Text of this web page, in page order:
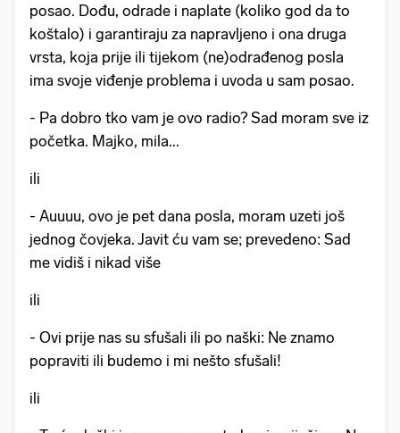
posao. Dođu, odrade i naplate (koliko god da to
koštalo) i garantiraju za napravljeno i ona druga
vrsta, koja prije ili tijekom (ne)odrađenog posla
ima svoje viđenje problema i uvoda u sam posao.
- Pa dobro tko vam je ovo radio? Sad moram sve iz
početka. Majko, mila...
ili
- Auuuu, ovo je pet dana posla, moram uzeti još
jednog čovjeka. Javit ću vam se; prevedeno: Sad
me vidiš i nikad više
ili
- Ovi prije nas su sfušali ili po naški: Ne znamo
popraviti ili budemo i mi nešto sfušali!
ili